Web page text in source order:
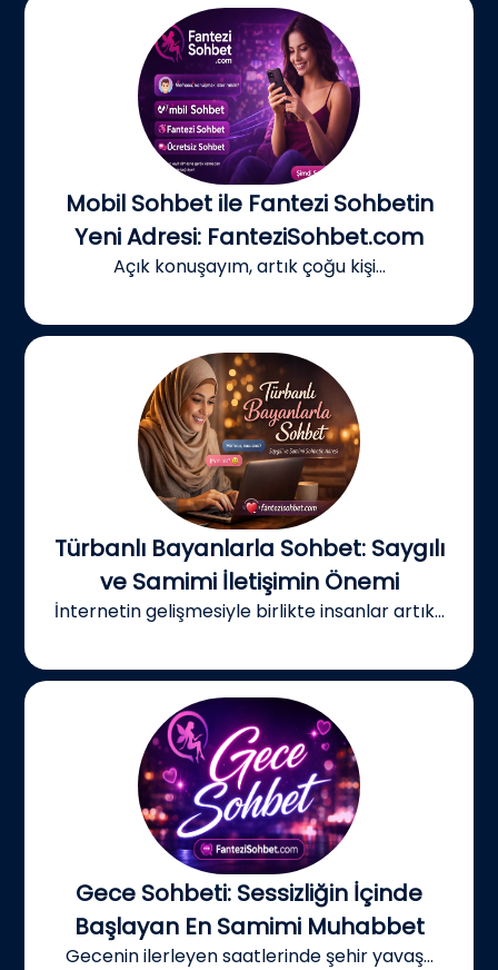
Mobil Sohbet ile Fantezi Sohbetin
Yeni Adresi: FanteziSohbet.com
Açık konuşayım, artık çoğu kişi...
Türbanlı Bayanlarla Sohbet: Saygılı
ve Samimi İletişimin Önemi
İnternetin gelişmesiyle birlikte insanlar artık...
Gece Sohbeti: Sessizliğin İçinde
Başlayan En Samimi Muhabbet
Gecenin ilerleyen saatlerinde şehir yavaş...